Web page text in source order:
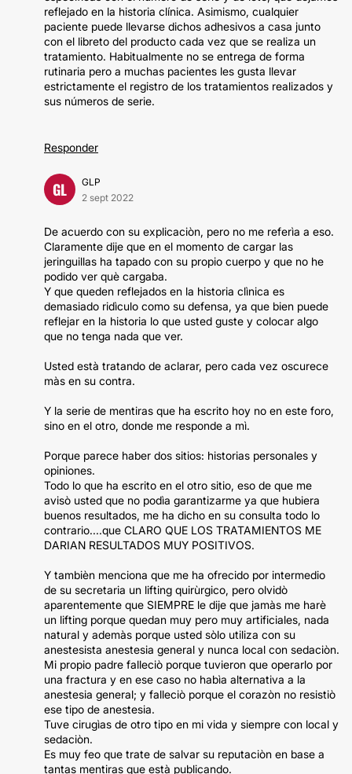
reflejado en la historia clínica. Asimismo, cualquier
paciente puede llevarse dichos adhesivos a casa junto
con el libreto del producto cada vez que se realiza un
tratamiento. Habitualmente no se entrega de forma
rutinaria pero a muchas pacientes les gusta llevar
estrictamente el registro de los tratamientos realizados y
sus números de serie.
Responder
GL
GLP
2 sept 2022
De acuerdo con su explicaciòn, pero no me referìa a eso.
Claramente dije que en el momento de cargar las
jeringuillas ha tapado con su propio cuerpo y que no he
podido ver què cargaba.
Y que queden reflejados en la historia clìnica es
demasiado ridìculo como su defensa, ya que bien puede
reflejar en la historia lo que usted guste y colocar algo
que no tenga nada que ver.
Usted està tratando de aclarar, pero cada vez oscurece
màs en su contra.
Y la serie de mentiras que ha escrito hoy no en este foro,
sino en el otro, donde me responde a mì.
Porque parece haber dos sitios: historias personales y
opiniones.
Todo lo que ha escrito en el otro sitio, eso de que me
avisò usted que no podìa garantizarme ya que hubiera
buenos resultados, me ha dicho en su consulta todo lo
contrario....que CLARO QUE LOS TRATAMIENTOS ME
DARIAN RESULTADOS MUY POSITIVOS.
Y tambièn menciona que me ha ofrecido por intermedio
de su secretaria un lifting quirùrgico, pero olvidò
aparentemente que SIEMPRE le dije que jamàs me harè
un lifting porque quedan muy pero muy artificiales, nada
natural y ademàs porque usted sòlo utiliza con su
anestesista anestesia general y nunca local con sedaciòn.
Mi propio padre falleciò porque tuvieron que operarlo por
una fractura y en ese caso no habìa alternativa a la
anestesia general; y falleciò porque el corazòn no resistiò
ese tipo de anestesia.
Tuve cirugìas de otro tipo en mi vida y siempre con local y
sedaciòn.
Es muy feo que trate de salvar su reputaciòn en base a
tantas mentiras que està publicando.